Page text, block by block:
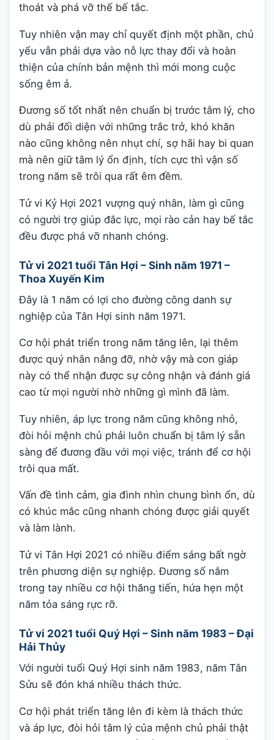
thoát và phá vỡ thế bế tắc.
Tuy nhiên vận may chỉ quyết định một phần, chủ
yếu vẫn phải dựa vào nỗ lực thay đổi và hoàn
thiện của chính bản mệnh thì mới mong cuộc
sống êm ả.
Đương số tốt nhất nên chuẩn bị trước tâm lý, cho
dù phải đối diện với những trắc trở, khó khăn
nào cũng không nên nhụt chí, sợ hãi hay bi quan
mà nên giữ tâm lý ổn định, tích cực thì vận số
trong năm sẽ trôi qua rất êm đềm.
Tử vi Kỷ Hợi 2021 vượng quý nhân, làm gì cũng
có người trợ giúp đắc lực, mọi rào cản hay bế tắc
đều được phá vỡ nhanh chóng.
Tử vi 2021 tuổi Tân Hợi – Sinh năm 1971 –
Thoa Xuyến Kim
Đây là 1 năm có lợi cho đường công danh sự
nghiệp của Tân Hợi sinh năm 1971.
Cơ hội phát triển trong năm tăng lên, lại thêm
được quý nhân nâng đỡ, nhờ vậy mà con giáp
này có thể nhận được sự công nhận và đánh giá
cao từ mọi người nhờ những gì mình đã làm.
Tuy nhiên, áp lực trong năm cũng không nhỏ,
đòi hỏi mệnh chủ phải luôn chuẩn bị tâm lý sẵn
sàng để đương đầu với mọi việc, tránh để cơ hội
trôi qua mất.
Vấn đề tình cảm, gia đình nhìn chung bình ổn, dù
có khúc mắc cũng nhanh chóng được giải quyết
và làm lành.
Tử vi Tân Hợi 2021 có nhiều điểm sáng bất ngờ
trên phương diện sự nghiệp. Đương số nắm
trong tay nhiều cơ hội thăng tiến, hứa hẹn một
năm tỏa sáng rực rỡ.
Tử vi 2021 tuổi Quý Hợi – Sinh năm 1983 – Đại
Hải Thủy
Với người tuổi Quý Hợi sinh năm 1983, năm Tân
Sửu sẽ đón khá nhiều thách thức.
Cơ hội phát triển tăng lên đi kèm là thách thức
và áp lực, đòi hỏi tâm lý của mệnh chủ phải thật